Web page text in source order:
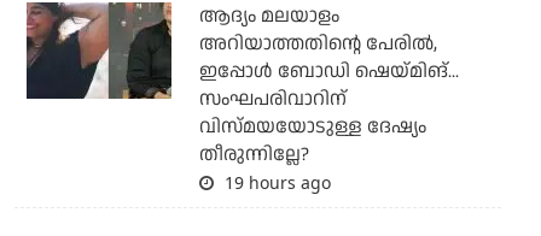
ആദ്യം മലയാളം
അറിയാത്തതിന്റെ പേരില്‍,
ഇപ്പോള്‍ ബോഡി ഷെയ്മിങ്...
സംഘപരിവാറിന്
വിസ്മയയോടുള്ള ദേഷ്യം
തീരുന്നില്ലേ?
19 hours ago